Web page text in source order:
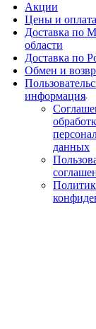
Акции
Цены и оплата
Доставка по
области
Доставка по
Обмен и
информация
данных